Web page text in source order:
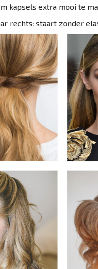
kapsels extra mooi te
rechts: staart zonder